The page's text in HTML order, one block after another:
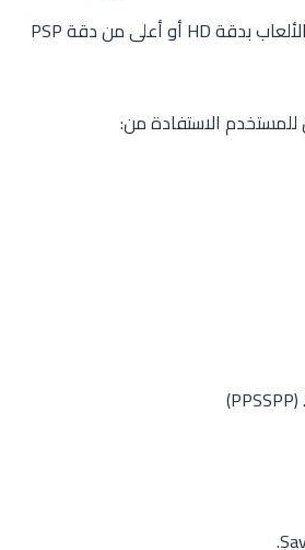
واحدة من أكثر الأمور التي يحبها اللاعبون هي إمكانية تشغيل الألعاب بدقة HD أو أعلى من دقة PSP
الاستفادة من:
(
PPSSPP
)